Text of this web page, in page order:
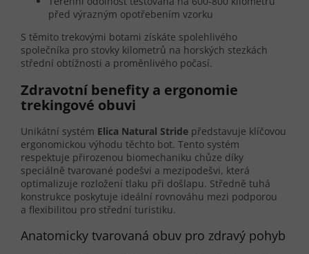
před výrazným opotřebením vzorku
S těmito trekovými botami získáte spolehlivého
společníka pro stovky kilometrů na horských stezkách
střední obtížnosti a proměnlivého počasí.
Zdravotní benefity a ergonomie
trekingové obuvi
Unikátní systém Elica Natural Stride představuje klíčovou
ergonomickou výhodu těchto bot. Tento systém
respektuje přirozenou biomechaniku chůze díky
speciálně tvarované podešvi a mezipodešvi, která
optimalizuje rozložení tlaku při došlapu. Středně tuhá
konstrukce poskytuje ideální rovnováhu mezi podporou
a flexibilitou pro střední turistiku.
Anatomicky tvarovaná obuv pro zdravý pohyb